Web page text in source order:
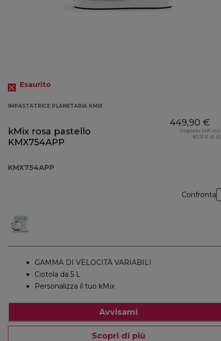
Esaurito
IMPASTATRICE PLANETARIA KMIX
kMix rosa pastello
KMX754APP
KMX754APP
449,90 €
Importo IVA
81,13 € di
Confronta
GAMMA DI VELOCITÀ VARIABILI
Ciotola da 5 L
Personalizza il tuo kMix
Avvisami
Scopri di più